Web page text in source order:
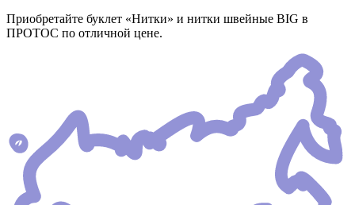
Приобретайте буклет «Нитки» и нитки швейные BIG в
ПРОТОС по отличной цене.